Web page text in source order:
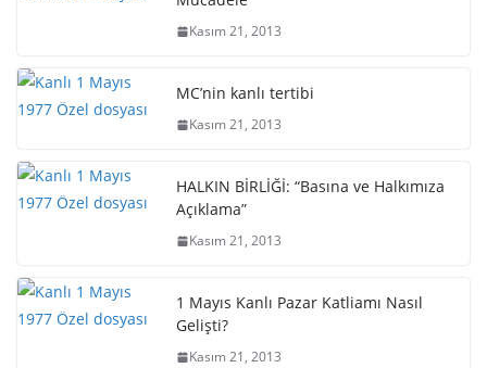
Kasım 21, 2013
MC’nin kanlı tertibi
Kasım 21, 2013
HALKIN BİRLİĞİ: “Basına ve Halkımıza
Açıklama”
Kasım 21, 2013
1 Mayıs Kanlı Pazar Katliamı Nasıl
Gelişti?
Kasım 21, 2013